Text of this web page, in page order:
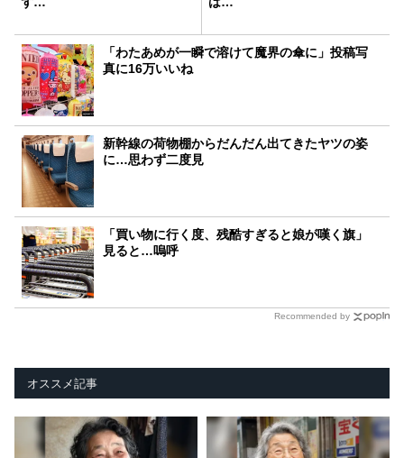
「わたあめが一瞬で溶けて魔界の傘に」投稿写
真に16万いいね
新幹線の荷物棚からだんだん出てきたヤツの姿
に…思わず二度見
「買い物に行く度、残酷すぎると娘が嘆く旗」
見ると…嗚呼
Recommended by
オススメ記事